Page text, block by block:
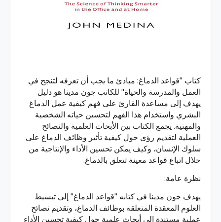
كتاب "قواعد الدماغ: مبادئ ما يجب أن تعرفه لتنجح في
العمل والمدرسة والحياة" للكاتب جون مدينا هو دليل
يهدف إلى مساعدة القارئ على فهم كيفية عمل الدماغ
البشري واستخدام هذا الفهم لتحسين حياته الشخصية
والمهنية. يجمع الكتاب بين الأبحاث العلمية والنصائح
العملية لتقديم رؤى حول كيفية تأثير وظائف الدماغ على
سلوك الإنسان، وكيف يمكن تحسين الأداء والإنتاجية من
خلال اتباع قواعد معينة تتعلق بالدماغ.
نظرة عامة:
يهدف جون مدينا في كتابه "قواعد الدماغ" إلى تبسيط
العلوم المعقدة المتعلقة بوظائف الدماغ، وتقديم نصائح
عملية مستندة إلى أبحاث علمية حول كيفية تحسين الأداء